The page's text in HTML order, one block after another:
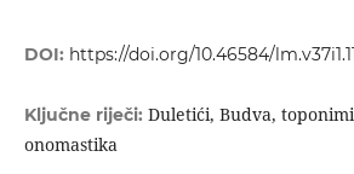
DOI: https://doi.org/10.46584/
Ključne riječi: Duletići, Budva,
onomastika